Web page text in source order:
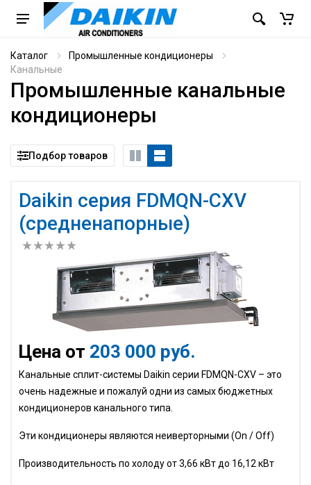
Каталог
Промышленные кондиционеры
Канальные
Промышленные канальные
кондиционеры
Подбор товаров
Daikin серия FDMQN-CXV
(средненапорные)
Цена от 203 000 руб.
Канальные сплит-системы Daikin серии FDMQN-CXV – это
очень надежные и пожалуй одни из самых бюджетных
кондиционеров канального типа.
Эти кондиционеры являются неиверторными (On / Off)
Производительность по холоду от 3,66 кВт до 16,12 кВт